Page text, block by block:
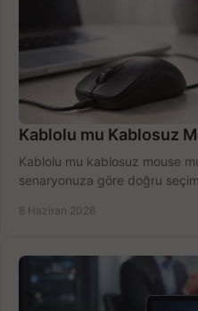
Kablolu mu Kablosuz
Kablolu mu kablosuz mouse
senaryonuza göre doğru
8 Haziran 2026